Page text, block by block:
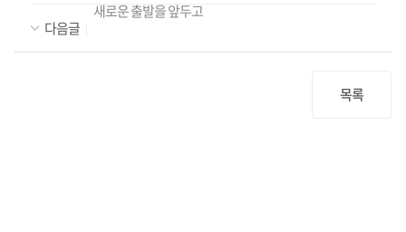
다음글
새로운 출발을 앞두고
목록